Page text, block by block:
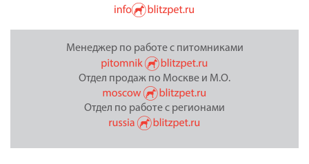
Менеджер по работе с питомниками
Отдел продаж по Москве и М.О.
Отдел по работе с регионами